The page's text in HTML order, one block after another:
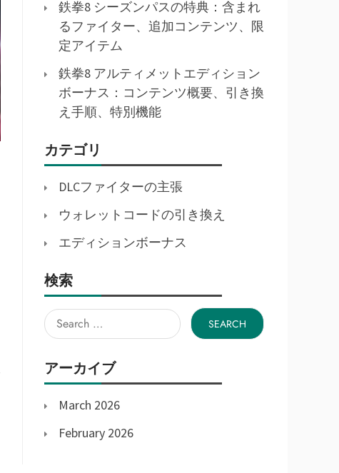
鉄拳8 シーズンパスの特典：含まれ
るファイター、追加コンテンツ、限
定アイテム
鉄拳8 アルティメットエディション
ボーナス：コンテンツ概要、引き換
え手順、特別機能
カテゴリ
DLCファイターの主張
ウォレットコードの引き換え
エディションボーナス
検索
Search
for:
アーカイブ
March 2026
February 2026